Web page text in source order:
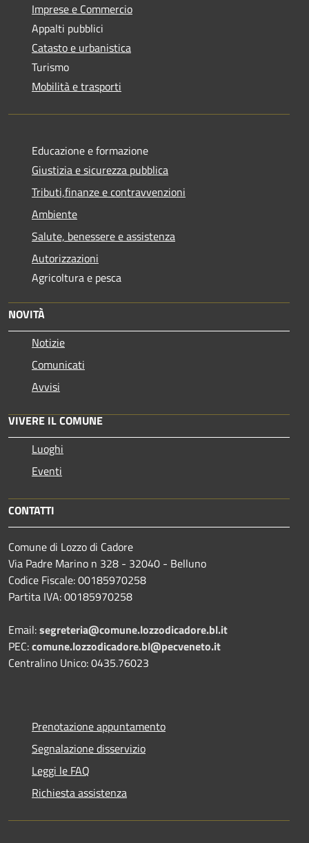
Imprese e Commercio
Appalti pubblici
Catasto e urbanistica
Turismo
Mobilità e trasporti
Educazione e formazione
Giustizia e sicurezza pubblica
Tributi,finanze e contravvenzioni
Ambiente
Salute, benessere e assistenza
Autorizzazioni
Agricoltura e pesca
NOVITÀ
Notizie
Comunicati
Avvisi
VIVERE IL COMUNE
Luoghi
Eventi
CONTATTI
Comune di Lozzo di Cadore
Via Padre Marino n 328 - 32040 - Belluno
Codice Fiscale: 00185970258
Partita IVA: 00185970258
Email:segreteria@comune.lozzodicadore.bl.it
PEC:comune.lozzodicadore.bl@pecveneto.it
Centralino Unico: 0435.76023
Prenotazione appuntamento
Segnalazione disservizio
Leggi le FAQ
Richiesta assistenza